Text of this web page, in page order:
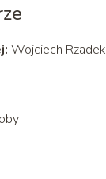
Wojciech Rzadek